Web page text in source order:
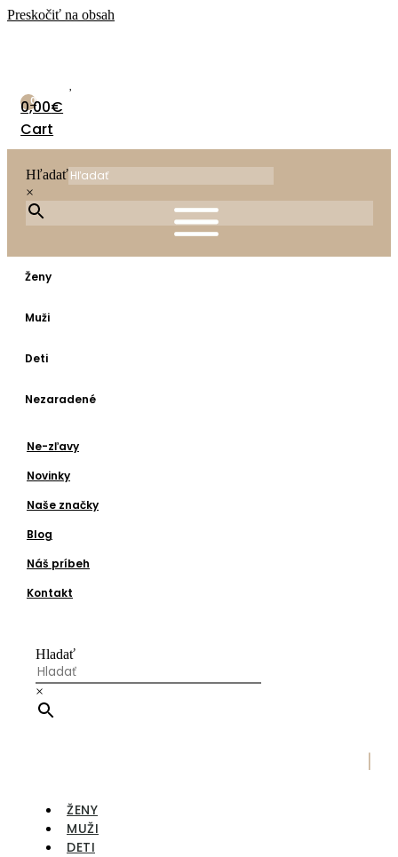
Preskočiť na obsah
0
0,00€
Cart
Hľadať
×
Ženy
Muži
Deti
Nezaradené
Ne-zľavy
Novinky
Naše značky
Blog
Náš príbeh
Kontakt
Hladať
×
ŽENY
MUŽI
DETI